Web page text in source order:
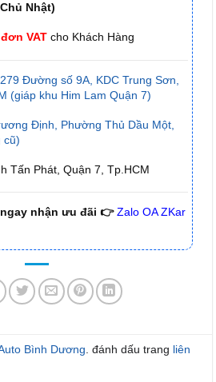
Nhật)
VAT cho Khách Hàng
Đường số 9A, KDC Trung Sơn,
(giáp khu Him Lam Quận 7)
Định, Phường Thủ Dầu Một,
cũ)
Tấn Phát, Quận 7, Tp.HCM
nhận ưu đãi 👉 Zalo OA ZKar
Bình Dương. đánh dấu trang liên